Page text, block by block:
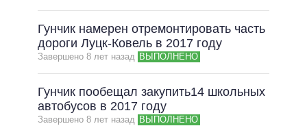
Гунчик намерен отремонтировать часть
дороги Луцк-Ковель в 2017 году
Завершено 8 лет назад ВЫПОЛНЕНО
Гунчик пообещал закупить14 школьных
автобусов в 2017 году
Завершено 8 лет назад ВЫПОЛНЕНО